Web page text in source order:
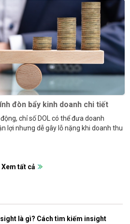
đòn bẩy kinh doanh chi tiết
chỉ số DOL có thể đưa doanh
lợi nhưng dễ gây lỗ nặng khi doanh thu
Xem tất cả
là gì? Cách tìm kiếm insight